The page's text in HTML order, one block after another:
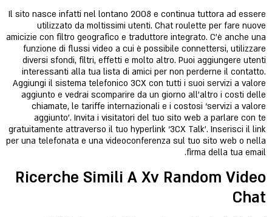
Il sito nasce infatti nel lontano 2008 e continua tuttora ad essere
utilizzato da moltissimi utenti. Chat roulette per fare nuove
amicizie con filtro geografico e traduttore integrato. C’è anche una
funzione di flussi video a cui è possibile connettersi, utilizzare
diversi sfondi, filtri, effetti e molto altro. Puoi aggiungere utenti
interessanti alla tua lista di amici per non perderne il contatto.
Aggiungi il sistema telefonico 3CX con tutti i suoi servizi a valore
aggiunto e vedrai scomparire da un giorno all’altro i costi delle
chiamate, le tariffe internazionali e i costosi ‘servizi a valore
aggiunto’. Invita i visitatori del tuo sito web a parlare con te
gratuitamente attraverso il tuo hyperlink ‘3CX Talk’. Inserisci il link
per una telefonata e una videoconferenza sul tuo sito web o nella
firma della tua email.
Ricerche Simili A Xv Random Video
Chat